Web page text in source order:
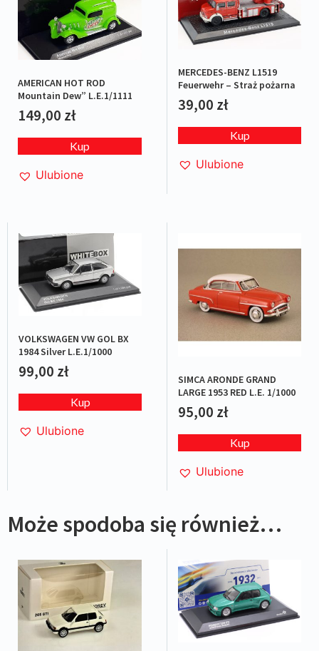
AMERICAN HOT ROD
Mountain Dew” L.E.1/1111
149,00 zł
Kup
Ulubione
MERCEDES-BENZ L1519
Feuerwehr – Straż pożarna
39,00 zł
Kup
Ulubione
VOLKSWAGEN VW GOL BX
1984 Silver L.E.1/1000
99,00 zł
Kup
Ulubione
SIMCA ARONDE GRAND
LARGE 1953 RED L.E. 1/1000
95,00 zł
Kup
Ulubione
Może spodoba się również…